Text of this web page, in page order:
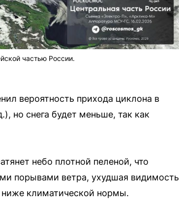
частью России.
вероятность прихода циклона в
но снега будет меньше, так как
небо плотной пеленой, что
порывами ветра, ухудшая видимость
ниже климатической нормы.